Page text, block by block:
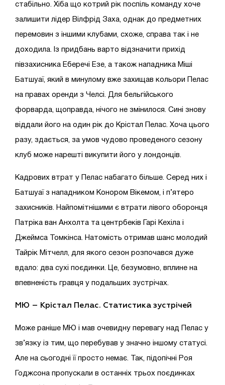
стабільно. Хіба що котрий рік поспіль команду хоче
залишити лідер Вілфрід Заха, однак до предметних
перемовин з іншими клубами, схоже, справа так і не
доходила. Із придбань варто відзначити прихід
півзахисника Еберечі Езе, а також нападника Міші
Батшуаї, який в минулому вже захищав кольори Пелас
на правах оренди з Челсі. Для бельгійського
форварда, щоправда, нічого не змінилося. Сині знову
віддали його на один рік до Крістал Пелас. Хоча цього
разу, здається, за умов чудово проведеного сезону
клуб може нарешті викупити його у лондонців.
Кадрових втрат у Пелас набагато більше. Серед них і
Батшуаї з нападником Конором Вікемом, і п’ятеро
захисників. Найпомітнішими є втрати лівого оборонця
Патріка ван Анхолта та центрбеків Гарі Кехіла і
Джеймса Томкінса. Натомість отримав шанс молодий
Тайрік Мітчелл, для якого сезон розпочався дуже
вдало: два сухі поєдинки. Це, безумовно, вплине на
впевненість гравця у подальших зустрічах.
МЮ – Крістал Пелас. Статистика зустрічей
Може раніше МЮ і мав очевидну перевагу над Пелас у
зв’язку із тим, що перебував у значно іншому статусі.
Але на сьогодні її просто немає. Так, підопічні Роя
Годжсона пропускали в останніх трьох поєдинках